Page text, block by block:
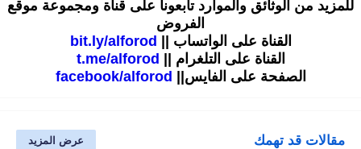
للمزيد من الوثائق والموارد تابعونا على قناة ومجموعة موقع
الفروض
القناة على الواتساب ||
bit.ly/alforod
القناة على التلغرام ||
t.me/alforod
الصفحة على الفايس||
facebook/alforod
مقالات قد تهمك عرض المزيد